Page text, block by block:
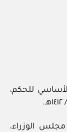
للحكم،
الوزراء،